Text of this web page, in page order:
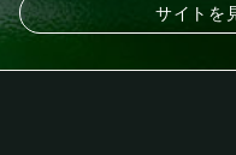
サイトを